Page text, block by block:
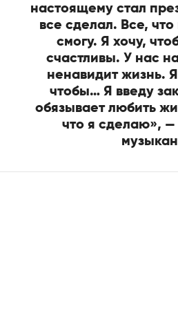
настоящему стал
все сделал. Все, что
смогу. Я хочу,
счастливы. У нас
ненавидит жизнь.
чтобы… Я введу
обязывает любить
что я сделаю»,